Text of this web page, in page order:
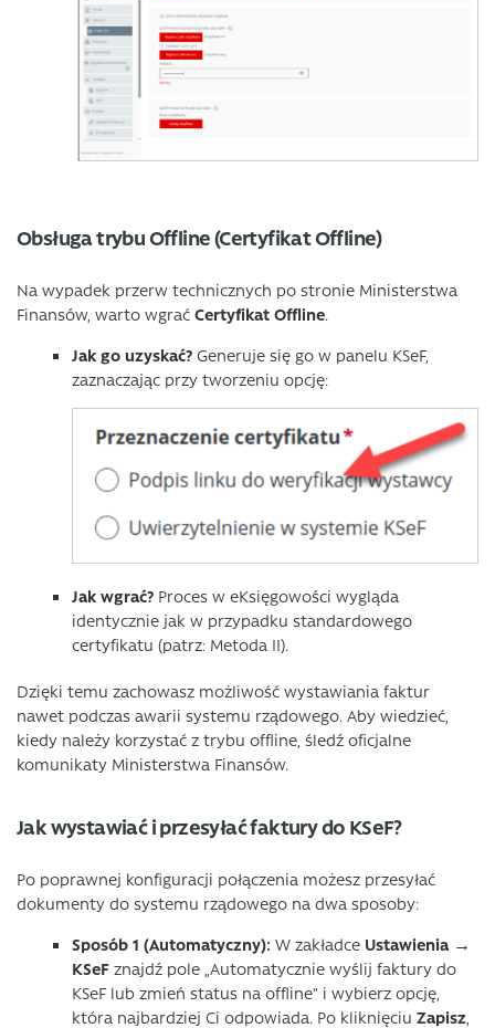
Obsługa trybu Offline (Certyfikat Offline)
Na wypadek przerw technicznych po stronie Ministerstwa
Finansów, warto wgrać Certyfikat Offline.
Jak go uzyskać? Generuje się go w panelu KSeF,
zaznaczając przy tworzeniu opcję:
Jak wgrać? Proces w eKsięgowości wygląda
identycznie jak w przypadku standardowego
certyfikatu (patrz: Metoda II).
Dzięki temu zachowasz możliwość wystawiania faktur
nawet podczas awarii systemu rządowego. Aby wiedzieć,
kiedy należy korzystać z trybu offline, śledź oficjalne
komunikaty Ministerstwa Finansów.
Jak wystawiać i przesyłać faktury do KSeF?
Po poprawnej konfiguracji połączenia możesz przesyłać
dokumenty do systemu rządowego na dwa sposoby:
Sposób 1 (Automatyczny): W zakładce Ustawienia →
KSeF znajdź pole „Automatycznie wyślij faktury do
KSeF lub zmień status na offline” i wybierz opcję,
która najbardziej Ci odpowiada. Po kliknięciu Zapisz